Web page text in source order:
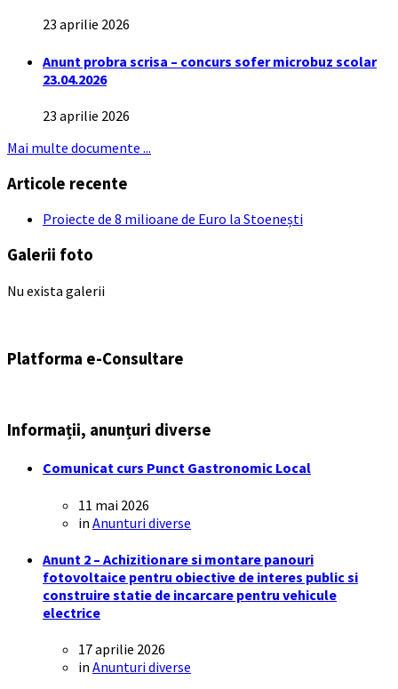
23 aprilie 2026
Anunt probra scrisa – concurs sofer microbuz scolar
23.04.2026
23 aprilie 2026
Mai multe documente ...
Articole recente
Proiecte de 8 milioane de Euro la Stoenești
Galerii foto
Nu exista galerii
Platforma e-Consultare
Informații, anunțuri diverse
Comunicat curs Punct Gastronomic Local
11 mai 2026
in Anunturi diverse
Anunt 2 – Achizitionare si montare panouri
fotovoltaice pentru obiective de interes public si
construire statie de incarcare pentru vehicule
electrice
17 aprilie 2026
in Anunturi diverse